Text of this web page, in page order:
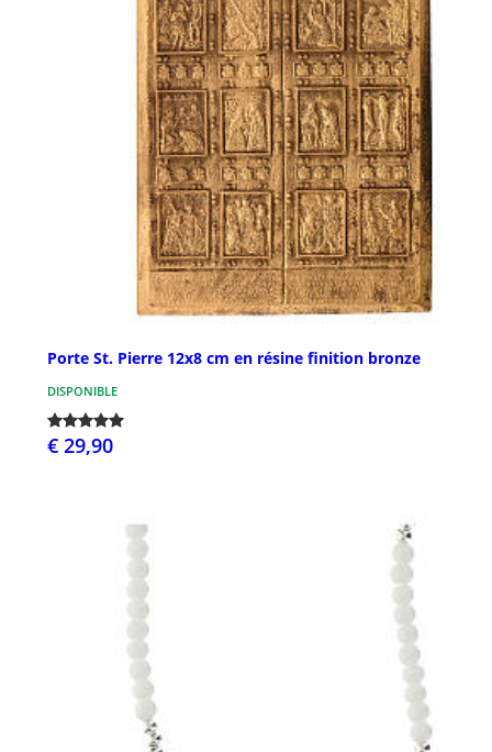
Porte St. Pierre 12x8 cm en résine finition bronze
DISPONIBLE
€ 29,90